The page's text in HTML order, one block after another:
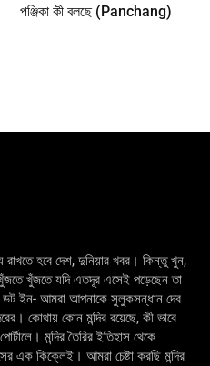
পঞ্জিকা কী বলছে (Panchang)
হবে দেশ, দুনিয়ার খবর। কিন্তু খুন,
খুঁজতে যদি এতদূর এসেই পড়েছেন তা
ডট ইন- আমরা আপনাকে সুলুকসন্ধান দেব
কোথায় কোন মন্দির রয়েছে, কী ভাবে
মন্দির তৈরির ইতিহাস থেকে
এক কিক্লেই। আমরা চেষ্টা করছি মন্দির